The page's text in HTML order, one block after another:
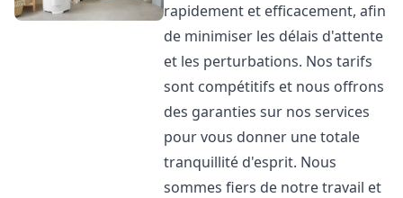
rapidement et efficacement, afin
de minimiser les délais d'attente
et les perturbations. Nos tarifs
sont compétitifs et nous offrons
des garanties sur nos services
pour vous donner une totale
tranquillité d'esprit. Nous
sommes fiers de notre travail et